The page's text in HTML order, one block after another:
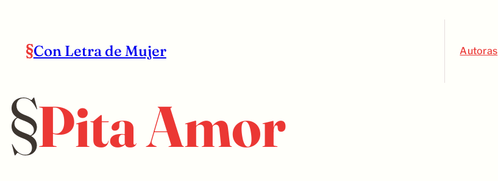
Con Letra de Mujer Autoras
Pita Amor